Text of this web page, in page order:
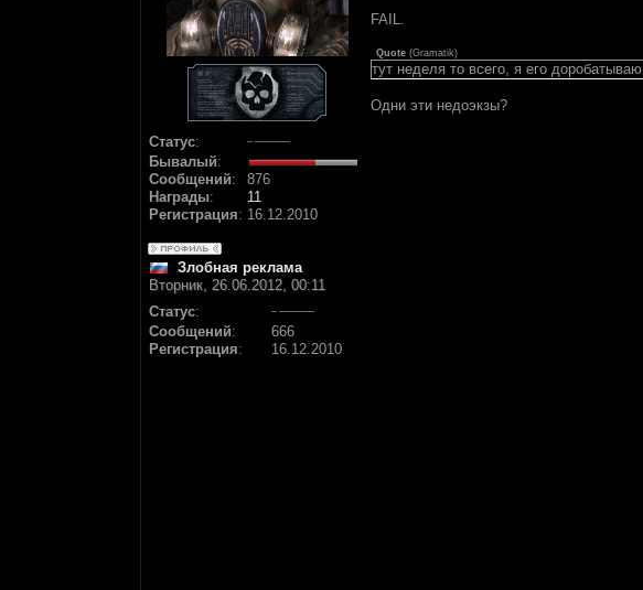
Статус:
Бывалый:
Сообщений:
876
Награды:
11
Регистрация: 16.12.2010
FAIL.
Quote (Gramatik)
тут неделя то всего, я его доробатываю
Одни эти недоэкзы?
Злобная реклама
Вторник, 26.06.2012, 00:11
Статус:
Сообщений:
666
Регистрация: 16.12.2010